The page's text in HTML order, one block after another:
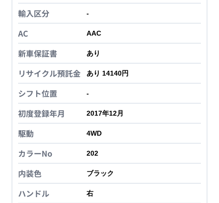
輸入区分 -
AC AAC
新車保証書 あり
リサイクル預託金 あり 14140円
シフト位置 -
初度登録年月 2017年12月
駆動 4WD
カラーNo 202
内装色 ブラック
ハンドル 右